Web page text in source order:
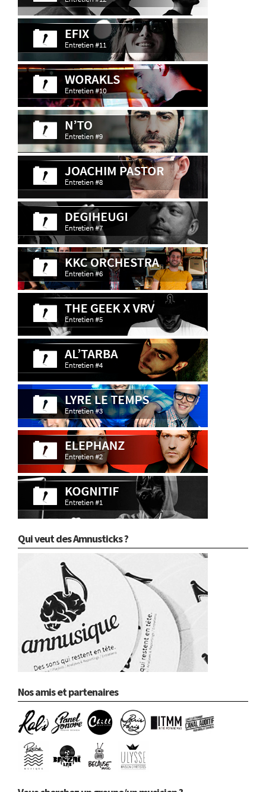
Qui veut des Amnusticks ?
Nos amis et partenaires